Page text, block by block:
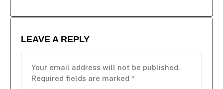
LEAVE A REPLY
Your email address will not be published.
Required fields are marked *